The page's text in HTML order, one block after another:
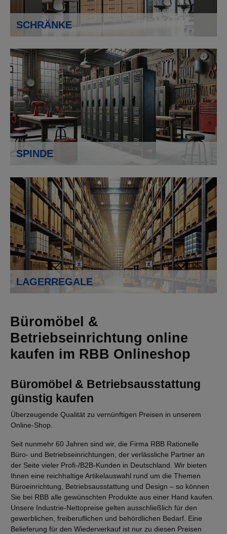
SCHRÄNKE
SPINDE
LAGERREGALE
Büromöbel &
Betriebseinrichtung online
kaufen im RBB Onlineshop
Büromöbel & Betriebsausstattung
günstig kaufen
Überzeugende Qualität zu vernünftigen Preisen in unserem
Online-Shop.
Seit nunmehr 60 Jahren sind wir, die Firma RBB Rationelle
Büro- und Betriebseinrichtungen, der verlässliche Partner an
der Seite vieler Profi-/B2B-Kunden in Deutschland. Wir bieten
Ihnen eine reichhaltige Artikelauswahl rund um die Themen
Büroeinrichtung, Betriebsausstattung und Design – so können
Sie bei RBB alle gewünschten Produkte aus einer Hand kaufen.
Unsere Industrie-Nettopreise gelten ausschließlich für den
gewerblichen, freiberuflichen und behördlichen Bedarf. Eine
Belieferung für den Wiederverkauf ist nur zu diesen Preisen